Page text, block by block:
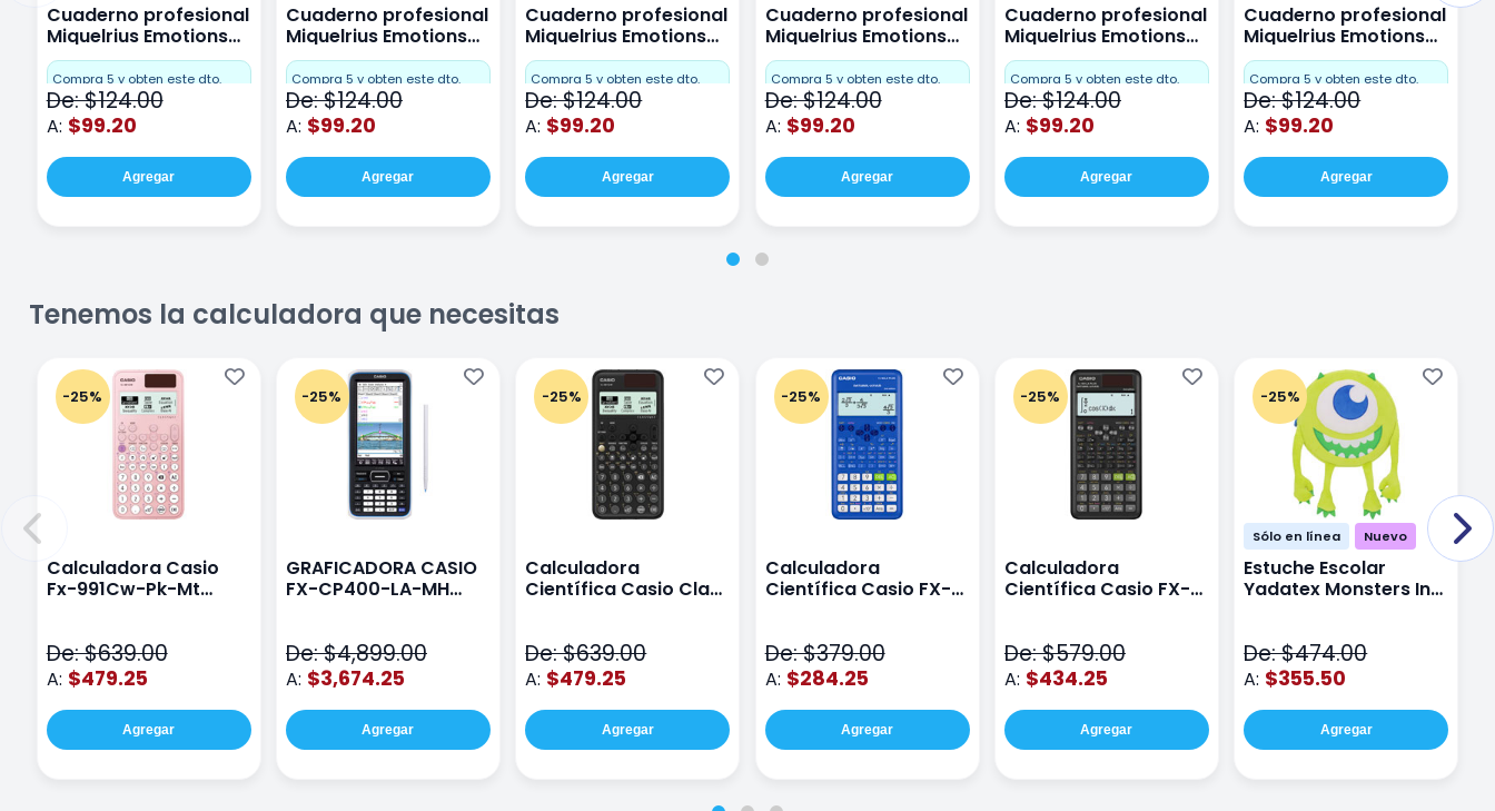
Cuaderno profesional
Miquelrius Emotions
Cuadro Chico 80
hojas Rosa
Compra 5 y obten este dto.
De: $124.00
A: $99.20
Agregar
Cuaderno profesional
Miquelrius Emotions
raya 80 hojas Purpura
Compra 5 y obten este dto.
De: $124.00
A: $99.20
Agregar
Cuaderno profesional
Miquelrius Emotions
raya 80 hojas Coral
Compra 5 y obten este dto.
De: $124.00
A: $99.20
Agregar
Cuaderno profesional
Miquelrius Emotions
raya 80 hojas Gris
Compra 5 y obten este dto.
De: $124.00
A: $99.20
Agregar
Cuaderno profesional
Miquelrius Emotions
Dots 80 hojas
Compra 5 y obten este dto.
De: $124.00
A: $99.20
Agregar
Cuaderno profesional
Miquelrius Emotions
Dots 80 hojas Lima
Compra 5 y obten este dto.
De: $124.00
A: $99.20
Agregar
Tenemos la calculadora que necesitas
-25%
Calculadora Casio
Fx-991Cw-Pk-Mt
De: $639.00
A: $479.25
Agregar
-25%
GRAFICADORA CASIO
FX-CP400-LA-MH
De: $4,899.00
A: $3,674.25
Agregar
-25%
Calculadora
Científica Casio Class
De: $639.00
A: $479.25
Agregar
-25%
Calculadora
Científica Casio FX-
De: $379.00
A: $284.25
Agregar
-25%
Calculadora
Científica Casio FX-
De: $579.00
A: $434.25
Agregar
-25%
Sólo en línea Nuevo
Estuche Escolar
Yadatex Monsters Inc
De: $474.00
A: $355.50
Agregar